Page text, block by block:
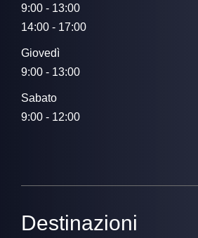
9:00 - 13:00
14:00 - 17:00
Giovedì
9:00 - 13:00
Sabato
9:00 - 12:00
Destinazioni